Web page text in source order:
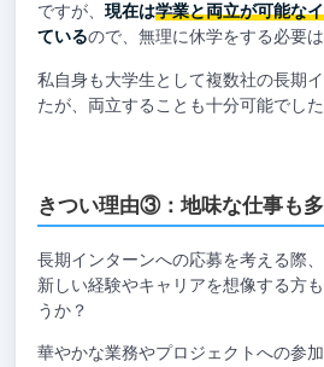
ですが、 現在は学業と両立が可能な
ているので、無理に休学をする必要は
私自身も大学生として複数社の長期
たが、両立することも十分可能でした
きつい理由③：地味な仕事も
長期インターンへの応募を考える際
新しい経験やキャリアを想像する方
うか？
華やかな業務やプロジェクトへの参